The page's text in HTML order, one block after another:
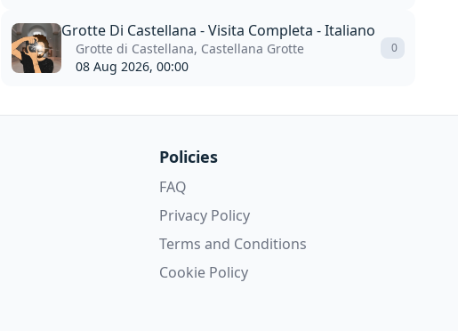
Grotte Di Castellana - Visita Completa - Italiano
Grotte di Castellana, Castellana Grotte
08 Aug 2026, 00:00
0
Policies
FAQ
Privacy Policy
Terms and Conditions
Cookie Policy